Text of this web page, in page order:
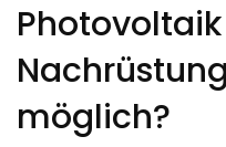
möglich?